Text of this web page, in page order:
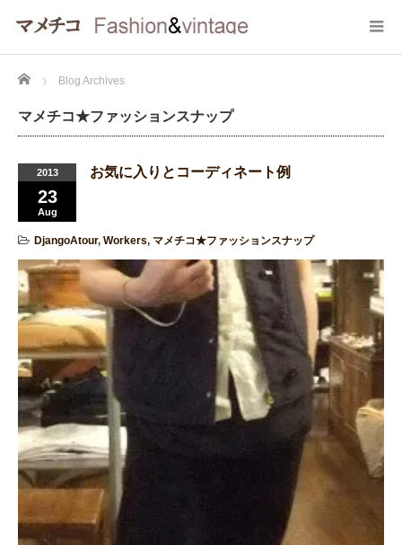
Home Blog Archives
マメチコ★ファッションスナップ
2013
23
Aug
お気に入りとコーディネート例
DjangoAtour, Workers, マメチコ★ファッションスナップ